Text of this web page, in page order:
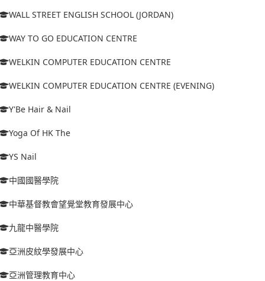
WALL STREET ENGLISH SCHOOL (JORDAN)
WAY TO GO EDUCATION CENTRE
WELKIN COMPUTER EDUCATION CENTRE
WELKIN COMPUTER EDUCATION CENTRE (EVENING)
Y'Be Hair & Nail
Yoga Of HK The
YS Nail
中國國醫學院
中華基督教會望覺堂教育發展中心
九龍中醫學院
亞洲皮紋學發展中心
亞洲管理教育中心